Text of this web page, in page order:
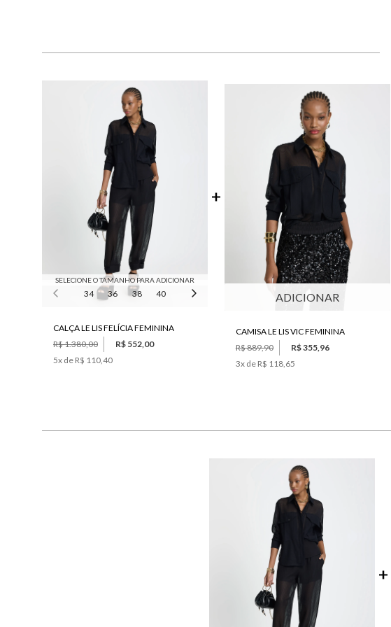
SELECIONE O TAMANHO PARA ADICIONAR
34 36 38 40
CALÇA LE LIS FELÍCIA FEMININA
R$ 1.380,00
R$ 552,00
5x de R$ 110,40
ADICIONAR
CAMISA LE LIS VIC FEMININA
R$ 889,90
R$ 355,96
3x de R$ 118,65